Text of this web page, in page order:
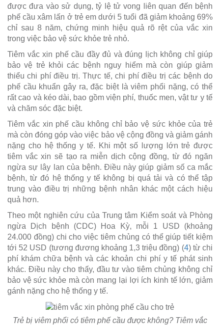
được đưa vào sử dụng, tỷ lệ tử vong liên quan đến bệnh
phế cầu xâm lấn ở trẻ em dưới 5 tuổi đã giảm khoảng 69%
chỉ sau 8 năm, chứng minh hiệu quả rõ rệt của vắc xin
trong việc bảo vệ sức khỏe trẻ nhỏ.
Tiêm vắc xin phế cầu đầy đủ và đúng lịch không chỉ giúp
bảo vệ trẻ khỏi các bệnh nguy hiểm mà còn giúp giảm
thiểu chi phí điều trị. Thực tế, chi phí điều trị các bệnh do
phế cầu khuẩn gây ra, đặc biệt là viêm phổi nặng, có thể
rất cao và kéo dài, bao gồm viện phí, thuốc men, vật tư y tế
và chăm sóc đặc biệt.
Tiêm vắc xin phế cầu không chỉ bảo vệ sức khỏe của trẻ
mà còn đóng góp vào việc bảo vệ cộng đồng và giảm gánh
nặng cho hệ thống y tế. Khi một số lượng lớn trẻ được
tiêm vắc xin sẽ tạo ra miễn dịch cộng đồng, từ đó ngăn
ngừa sự lây lan của bệnh. Điều này giúp giảm số ca mắc
bệnh, từ đó hệ thống y tế không bị quá tải và có thể tập
trung vào điều trị những bệnh nhân khác một cách hiệu
quả hơn.
Theo một nghiên cứu của Trung tâm Kiểm soát và Phòng
ngừa Dịch bệnh (CDC) Hoa Kỳ, mỗi 1 USD (khoảng
24.000 đồng) chi cho việc tiêm chủng có thể giúp tiết kiệm
tới 52 USD (tương đương khoảng 1,3 triệu đồng) (4) từ chi
phí khám chữa bệnh và các khoản chi phí y tế phát sinh
khác. Điều này cho thấy, đầu tư vào tiêm chủng không chỉ
bảo vệ sức khỏe mà còn mang lại lợi ích kinh tế lớn, giảm
gánh nặng cho hệ thống y tế.
Trẻ bị viêm phổi có tiêm phế cầu được không? Tiêm vắc